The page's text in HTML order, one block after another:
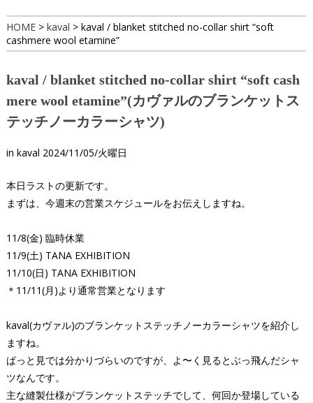
HOME> kaval > kaval / blanket stitched no-collar shirt “soft
cashmere wool etamine”
kaval / blanket stitched no-collar shirt “soft cash
mere wool etamine”(カヴァルのブランケットス
テッチノーカラーシャツ)
in kaval 2024/11/05/火曜日
本日ラストの更新です。
まずは、今週末の営業スケジュールをお伝えしますね。
11/8(金) 臨時休業
11/9(土) TANA EXHIBITION
11/10(日) TANA EXHIBITION
＊11/11(月)より通常営業となります
kaval(カヴァル)のブランケットステッチノーカラーシャツを紹介し
ますね。
ぱっと見では分かりづらいのですが、よ〜く見るとぶっ飛んだシャ
ツなんです。
主な縫製仕様がブランケットステッチでして、何回か登場している